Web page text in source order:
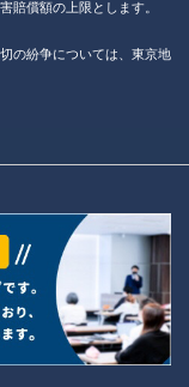
賠償額の上限とします。
の紛争については、東京地